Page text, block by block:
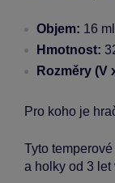
Objem: 16 ml
Hmotnost:
Rozměry (V
Pro koho je
Tyto
a holky od 3 let